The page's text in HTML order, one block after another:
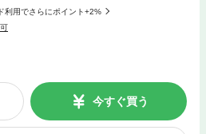
利用でさらにポイント+2%
今すぐ買う